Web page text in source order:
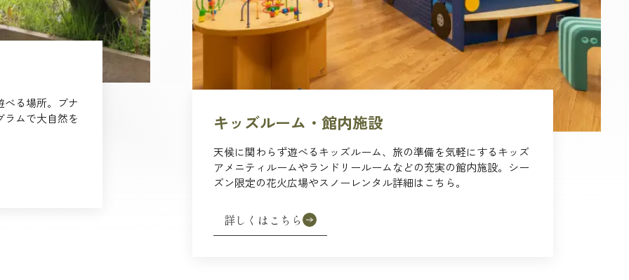
る場所。ブナ
ムで大自然を
キッズルーム・館内施設
天候に関わらず遊べるキッズルーム、旅の準備を気軽にするキッズ
アメニティルームやランドリールームなどの充実の館内施設。シー
ズン限定の花火広場やスノーレンタル詳細はこちら。
詳しくはこちら